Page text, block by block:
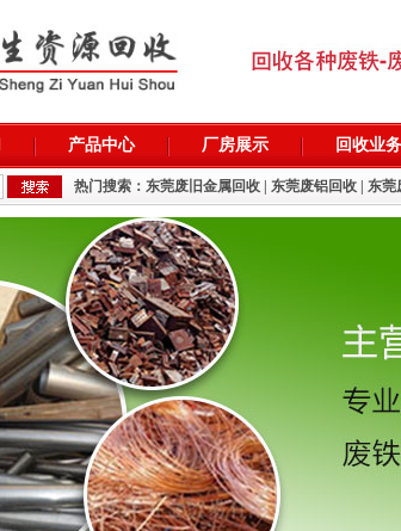
产品中心 厂房展示 回收业务
热门搜索： 东莞废旧金属回收 东莞废铝回收 东莞